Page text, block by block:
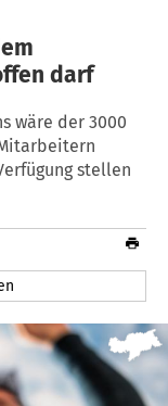
darf
wäre der 3000
stellen